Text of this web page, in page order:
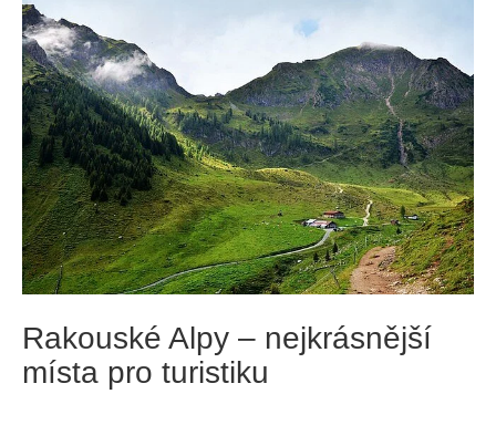
Rakouské Alpy – nejkrásnější
místa pro turistiku